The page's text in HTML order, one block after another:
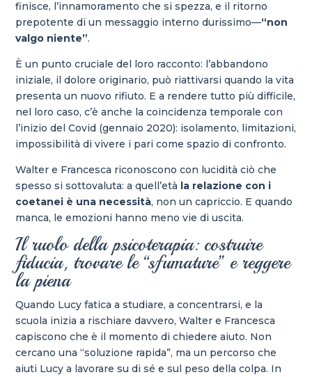
finisce, l’innamoramento che si spezza, e il ritorno
prepotente di un messaggio interno durissimo—“non
valgo niente”.
È un punto cruciale del loro racconto: l’abbandono
iniziale, il dolore originario, può riattivarsi quando la vita
presenta un nuovo rifiuto. E a rendere tutto più difficile,
nel loro caso, c’è anche la coincidenza temporale con
l’inizio del Covid (gennaio 2020): isolamento, limitazioni,
impossibilità di vivere i pari come spazio di confronto.
Walter e Francesca riconoscono con lucidità ciò che
spesso si sottovaluta: a quell’età la relazione con i
coetanei è una necessità, non un capriccio. E quando
manca, le emozioni hanno meno vie di uscita.
Il ruolo della psicoterapia: costruire
fiducia, trovare le “sfumature” e reggere
la piena
Quando Lucy fatica a studiare, a concentrarsi, e la
scuola inizia a rischiare davvero, Walter e Francesca
capiscono che è il momento di chiedere aiuto. Non
cercano una “soluzione rapida”, ma un percorso che
aiuti Lucy a lavorare su di sé e sul peso della colpa. In